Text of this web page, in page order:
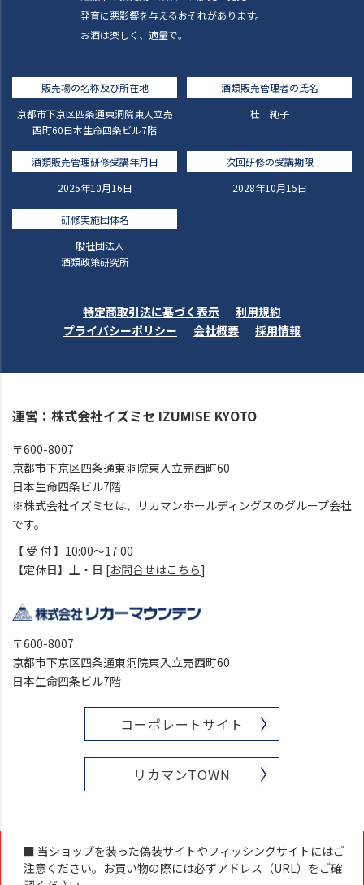
発育に悪影響を与えるおそれがあります。
お酒は楽しく、適量で。
販売場の名称及び所在地
京都市下京区四条通東洞院東入立売
西町60日本生命四条ビル7階
酒類販売管理者の氏名
桂 純子
酒類販売管理研修受講年月日
2025年10月16日
次回研修の受講期限
2028年10月15日
研修実施団体名
一般社団法人
酒類政策研究所
特定商取引法に基づく表示
利用規約
プライバシーポリシー
会社概要 採用情報
運営：株式会社イズミセ IZUMISE KYOTO
〒600-8007
京都市下京区四条通東洞院東入立売西町60
日本生命四条ビル7階
※株式会社イズミセは、リカマンホールディングスのグループ会社
です。
【 受 付 】10:00～17:00
【定休日】土・日 [お問合せはこちら]
〒600-8007
京都市下京区四条通東洞院東入立売西町60
日本生命四条ビル7階
コーポレートサイト
リカマンTOWN
■ 当ショップを装った偽装サイトやフィッシングサイトにはご
注意ください。お買い物の際には必ずアドレス（URL）をご確